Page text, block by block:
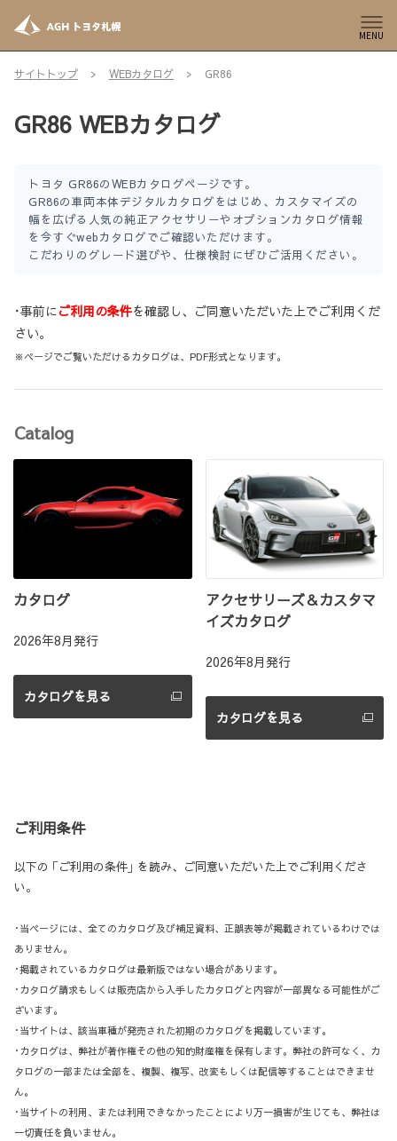
MENU
サイトトップ WEBカタログ GR86
GR86 WEBカタログ
トヨタ GR86のWEBカタログページです。
GR86の車両本体デジタルカタログをはじめ、カスタマイズの
幅を広げる人気の純正アクセサリーやオプションカタログ情報
を今すぐwebカタログでご確認いただけます。
こだわりのグレード選びや、仕様検討にぜひご活用ください。
･事前にご利用の条件を確認し、ご同意いただいた上でご利用くだ
さい。
※ページでご覧いただけるカタログは、PDF形式となります。
Catalog
カタログ
2026年8月発行
カタログを見る
アクセサリーズ＆カスタマ
イズカタログ
2026年8月発行
カタログを見る
ご利用条件
以下の ｢ご利用の条件｣ を読み、ご同意いただいた上でご利用くださ
い。
･当ページには、全てのカタログ及び補足資料、正誤表等が掲載されているわけでは
ありません。
･掲載されているカタログは最新版ではない場合があります。
･カタログ請求もしくは販売店から入手したカタログと内容が一部異なる可能性がご
ざいます。
･当サイトは、該当車種が発売された初期のカタログを掲載しています。
･カタログは、弊社が著作権その他の知的財産権を保有します。弊社の許可なく、カ
タログの一部または全部を、複製、複写、改変もしくは配信等することはできませ
ん。
･当サイトの利用、または利用できなかったことにより万一損害が生じても、弊社は
一切責任を負いません。